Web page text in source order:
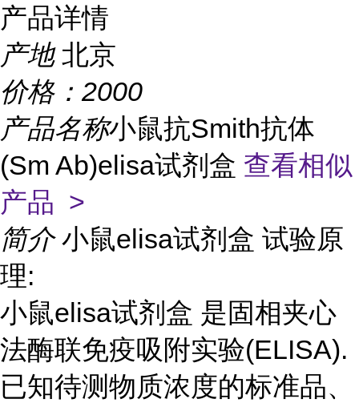
产品详情
产地 北京
价格： 2000
产品名称小鼠抗Smith抗体
(Sm Ab)elisa试剂盒 查看相似
产品 >
简介 小鼠elisa试剂盒 试验原
理:
小鼠elisa试剂盒 是固相夹心
法酶联免疫吸附实验(ELISA).
已知待测物质浓度的标准品、